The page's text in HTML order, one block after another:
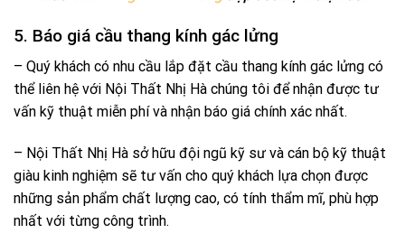
5. Báo giá cầu thang kính gác lửng
– Quý khách có nhu cầu lắp đặt cầu thang kính gác lửng có
thể liên hệ với Nội Thất Nhị Hà chúng tôi để nhận được tư
vấn kỹ thuật miễn phí và nhận báo giá chính xác nhất.
– Nội Thất Nhị Hà sở hữu đội ngũ kỹ sư và cán bộ kỹ thuật
giàu kinh nghiệm sẽ tư vấn cho quý khách lựa chọn được
những sản phẩm chất lượng cao, có tính thẩm mĩ, phù hợp
nhất với từng công trình.